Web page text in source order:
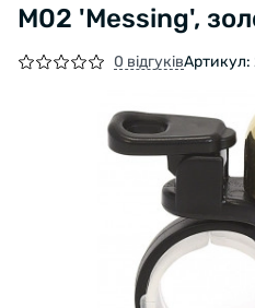
M02 'Messing',
0 відгуківАртикул: